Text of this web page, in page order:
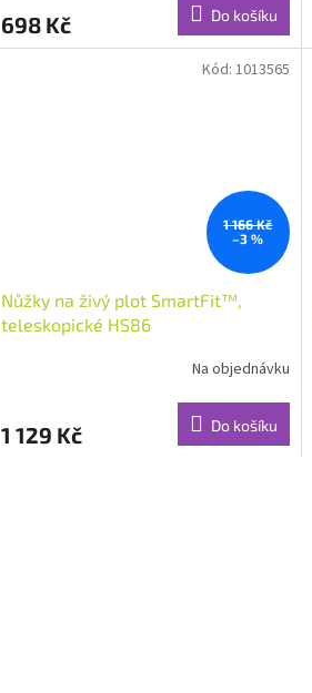
698 Kč Do košíku
1 166 Kč
–3 %
Nůžky na živý plot SmartFit™,
teleskopické HS86
Na objednávku
1 129 Kč Do košíku
Kód: 1013565